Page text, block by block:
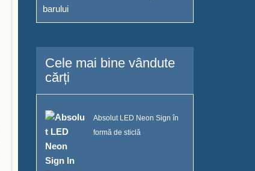
barului
Cele mai bine vândute
cărți
Absolut LED Neon Sign în
formă de sticlă